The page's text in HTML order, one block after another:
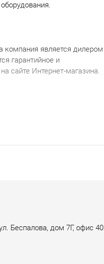
является дилером
гарантийное и
сайте Интернет-магазина.
Беспалова, дом 7Г, офис 40